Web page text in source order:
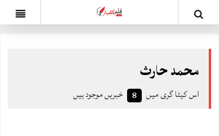
محمد حارث
اس کیٹا گری میں 8 خبریں موجود ہیں